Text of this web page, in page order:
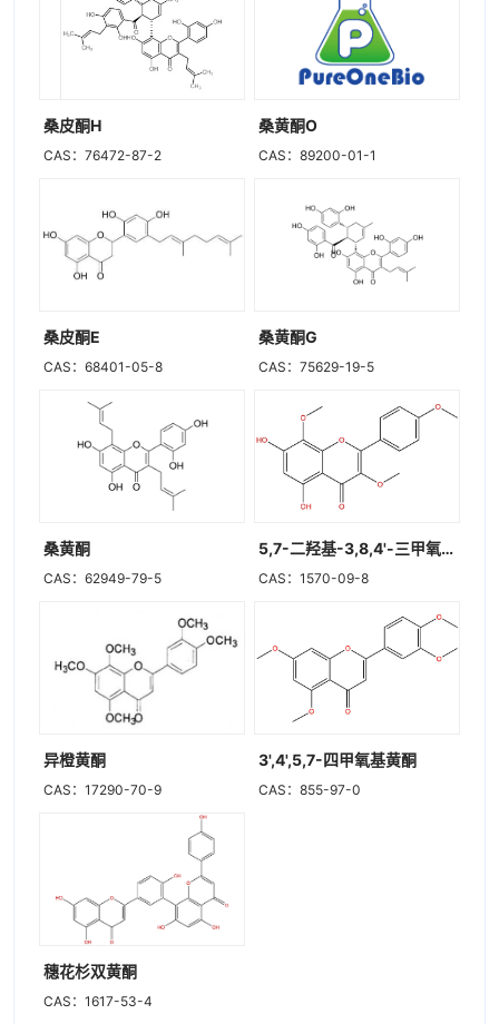
桑皮酮H
CAS：76472-87-2
桑黄酮O
CAS：89200-01-1
桑皮酮E
CAS：68401-05-8
桑黄酮G
CAS：75629-19-5
桑黄酮
CAS：62949-79-5
5,7-二羟基-3,8,4'-三甲氧基黄酮
CAS：1570-09-8
异橙黄酮
CAS：17290-70-9
3',4',5,7-四甲氧基黄酮
CAS：855-97-0
穗花杉双黄酮
CAS：1617-53-4